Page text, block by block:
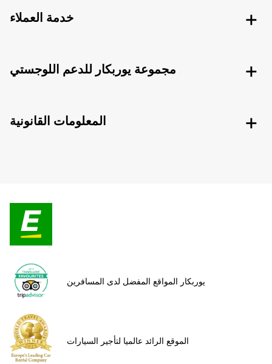
خدمة العملاء
مجموعة يوربكار للدعم اللوجستي
المعلومات القانونية
يوربكار المواقع المفضل لدى المسافرين
الموقع الرائد عالميا لتأجير السيارات